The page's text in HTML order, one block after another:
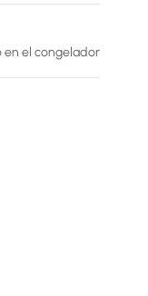
en el congelador